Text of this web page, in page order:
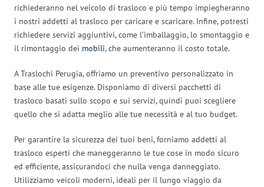
richiederanno nel veicolo di trasloco e più tempo impiegheranno
i nostri addetti al trasloco per caricare e scaricare. Infine, potresti
richiedere servizi aggiuntivi, come l’imballaggio, lo smontaggio e
il rimontaggio dei mobili, che aumenteranno il costo totale.
A Traslochi Perugia, offriamo un preventivo personalizzato in
base alle tue esigenze. Disponiamo di diversi pacchetti di
trasloco basati sullo scopo e sui servizi, quindi puoi scegliere
quello che si adatta meglio alle tue necessità e al tuo budget.
Per garantire la sicurezza dei tuoi beni, forniamo addetti al
trasloco esperti che maneggeranno le tue cose in modo sicuro
ed efficiente, assicurandoci che nulla venga danneggiato.
Utilizziamo veicoli moderni, ideali per il lungo viaggio da